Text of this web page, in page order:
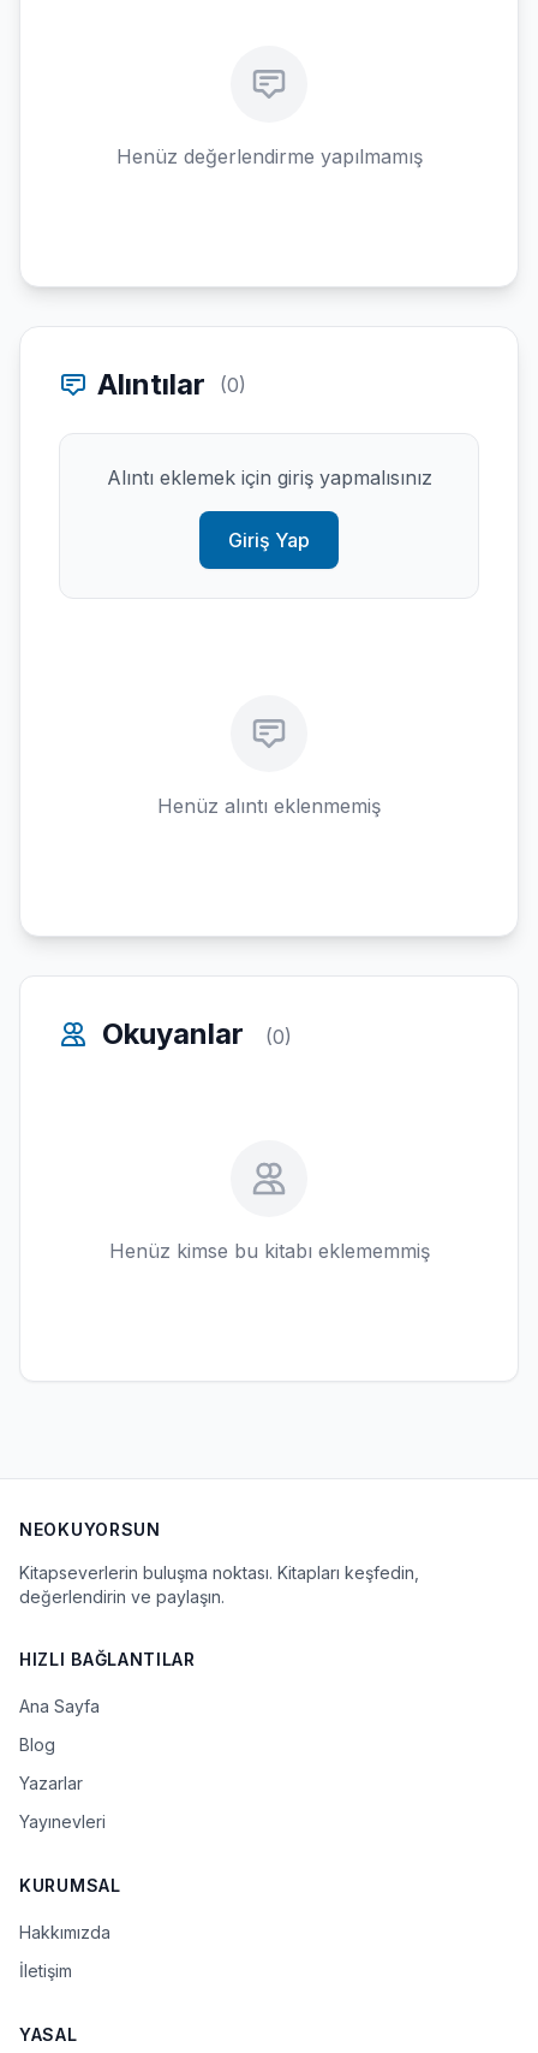
Henüz değerlendirme yapılmamış
Alıntılar (0)
Alıntı eklemek için giriş yapmalısınız
Giriş Yap
Henüz alıntı eklenmemiş
Okuyanlar (0)
Henüz kimse bu kitabı eklememmiş
NEOKUYORSUN
Kitapseverlerin buluşma noktası. Kitapları keşfedin,
değerlendirin ve paylaşın.
HIZLI BAĞLANTILAR
Ana Sayfa
Blog
Yazarlar
Yayınevleri
KURUMSAL
Hakkımızda
İletişim
YASAL